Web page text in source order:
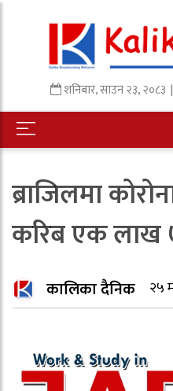
शनिबार,साउन२३,२०८३
ब्राजिलमा
करिब एक लाख
कालिका दैनिक २५